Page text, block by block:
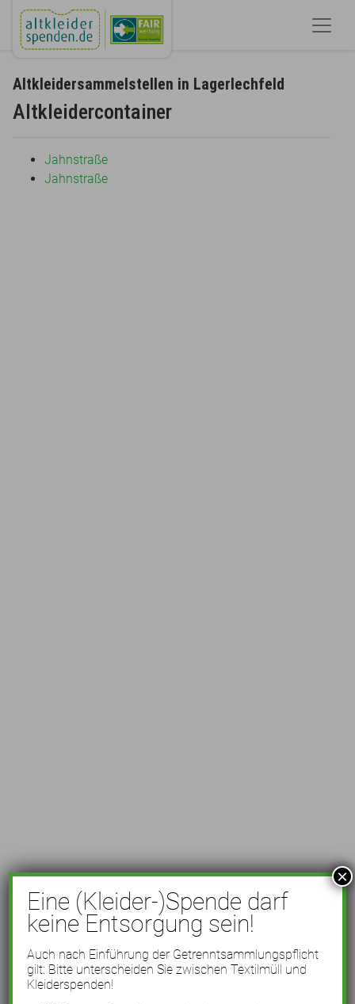
Altkleidersammelstellen in Lagerlechfeld
Altkleidercontainer
Jahnstraße
Jahnstraße
Eine (Kleider-)Spende darf
keine Entsorgung sein!
Auch nach Einführung der Getrenntsammlungspflicht
gilt: Bitte unterscheiden Sie zwischen Textilmüll und
Kleiderspenden!
×